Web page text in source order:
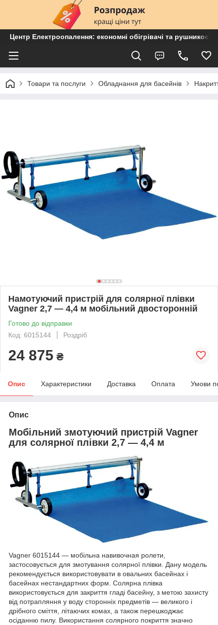
Центр Електроопалення: економні обігрівачі та
Товари та послуги Обладнання для басейнів
Намотуючий пристрій для солярної плівки
Vagner 2,7 — 4,4 м мобільний двосторонній
Готово до відправки
Код: 6015144
Роздріб
24 875 ₴
Опис Характеристики Доставка Оплата Умови
Опис
Мобільний змотуючий пристрій Vagner
для солярної плівки 2,7 — 4,4 м
Vagner 6015144 — мобільна навивочная ролети,
застосовується для змотування солярної плівки. Дану модель
рекомендується використовувати в овальних басейнах і
басейнах нестандартних форм. Солярна плівка
використовується для закриття гладі басейну, з метою захисту
від потрапляння у воду сторонніх предметів — великого і
дрібного сміття, літаючих комах, а також перешкоджає
осіданню пилу. Використання солярного покриття значно